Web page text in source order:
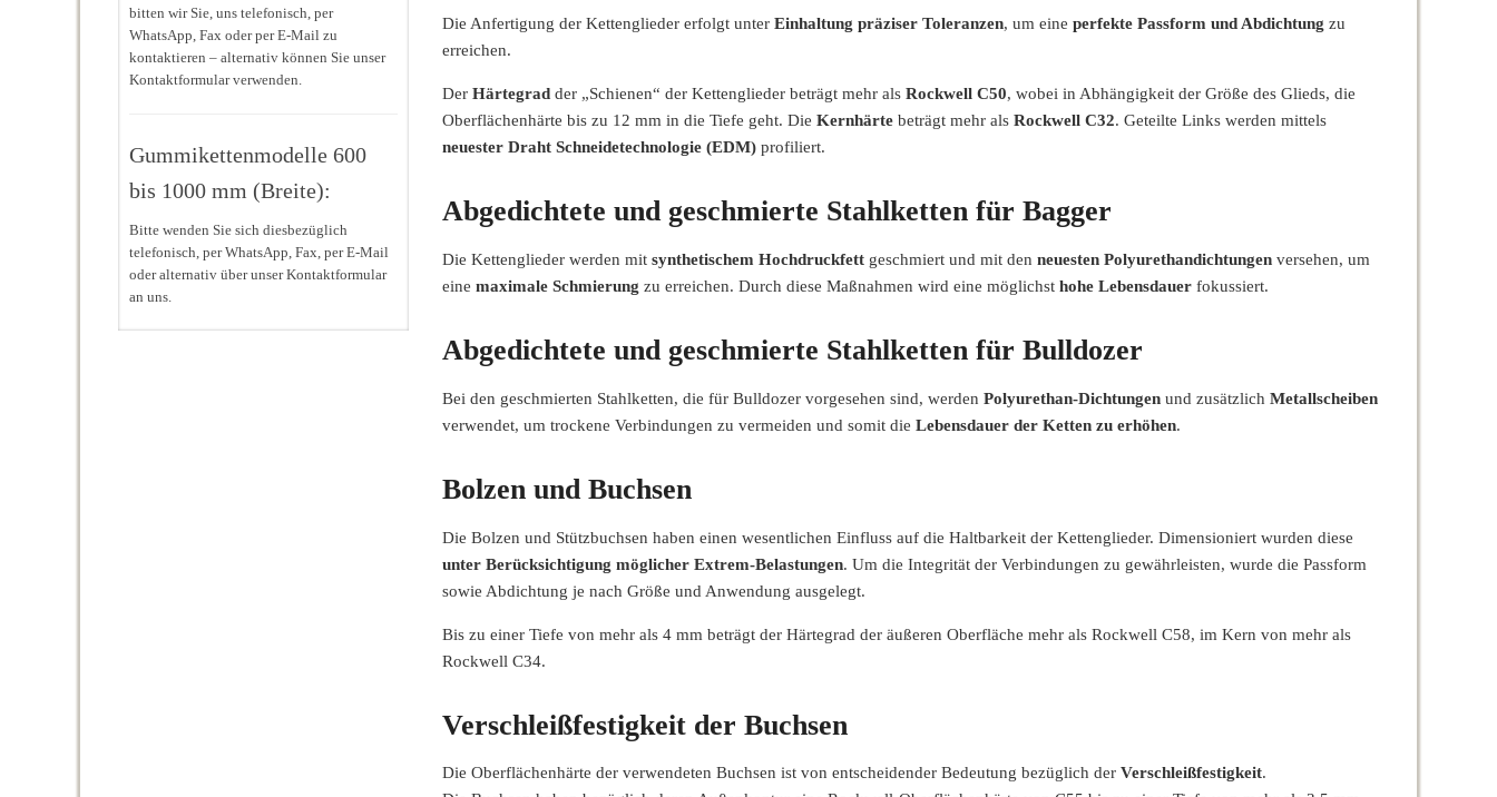
Die Anfertigung der Kettenglieder erfolgt unter Einhaltung präziser Toleranzen, um eine perfekte Passform und Abdichtung zu
erreichen.
Der Härtegradder „Schienen“ der Kettenglieder beträgt mehr als Rockwell C50, wobei in Abhängigkeit der Größe des Glieds, die
Oberflächenhärte bis zu 12 mm in die Tiefe geht. Die Kernhärte beträgt mehr als Rockwell C32. Geteilte Links werden mittels
neuester Draht Schneidetechnologie (EDM)profiliert.
Abgedichtete und geschmierte Stahlketten für Bagger
Die Kettenglieder werden mit synthetischem Hochdruckfettgeschmiert und mit den neuesten Polyurethandichtungenversehen, um
eine maximale Schmierung zu erreichen. Durch diese Maßnahmen wird eine möglichst hohe Lebensdauerfokussiert.
Abgedichtete und geschmierte Stahlketten für Bulldozer
Bei den geschmierten Stahlketten, die für Bulldozer vorgesehen sind, werden Polyurethan-Dichtungenund zusätzlich Metallscheiben
verwendet, um trockene Verbindungen zu vermeiden und somit die Lebensdauer der Ketten zu erhöhen.
Bolzen und Buchsen
Die Bolzen und Stützbuchsen haben einen wesentlichen Einfluss auf die Haltbarkeit der Kettenglieder. Dimensioniert wurden diese
unter Berücksichtigung möglicher Extrem-Belastungen. Um die Integrität der Verbindungen zu gewährleisten, wurde die Passform
sowie Abdichtung je nach Größe und Anwendung ausgelegt.
Bis zu einer Tiefe von mehr als 4 mm beträgt der Härtegrad der äußeren Oberfläche mehr als Rockwell C58, im Kern von mehr als
Rockwell C34.
Verschleißfestigkeit der Buchsen
Die Oberflächenhärte der verwendeten Buchsen ist von entscheidender Bedeutung bezüglich der Verschleißfestigkeit.
bitten wir Sie, uns telefonisch, per
WhatsApp, Fax oder per E-Mail zu
kontaktieren – alternativ können Sie unser
Kontaktformular verwenden.
Gummikettenmodelle 600
bis 1000 mm (Breite):
Bitte wenden Sie sich diesbezüglich
telefonisch, per WhatsApp, Fax, per E-Mail
oder alternativ über unser Kontaktformular
an uns.